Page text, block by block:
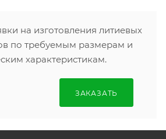
на изготовления литиевых
по требуемым размерам и
характеристикам.
ЗАКАЗАТЬ